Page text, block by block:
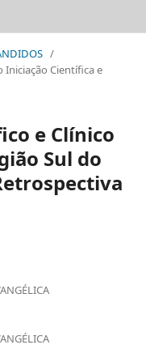
/
Iniciação Científica e
e Clínico
Sul do